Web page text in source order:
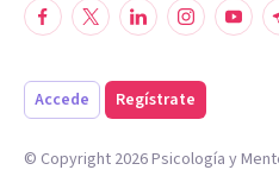
Accede Regístrate
© Copyright 2026Psicología y